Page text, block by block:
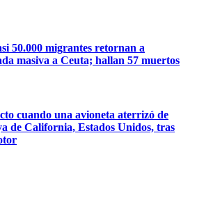
50.000 migrantes retornan a
masiva a Ceuta; hallan 57 muertos
cuando una avioneta aterrizó de
de California, Estados Unidos, tras